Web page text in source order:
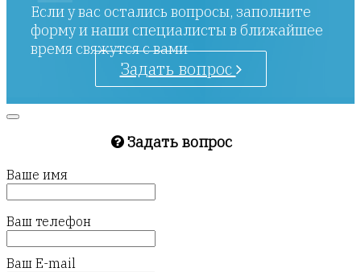
Если у вас остались вопросы, заполните
форму и наши специалисты в ближайшее
время свяжутся с вами
Задать вопрос
Задать вопрос
Ваше имя
Ваш телефон
Ваш E-mail